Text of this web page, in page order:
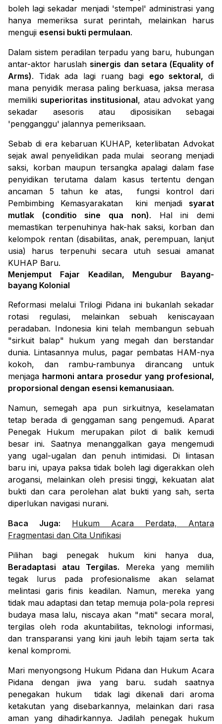
boleh lagi sekadar menjadi 'stempel' administrasi yang
hanya memeriksa surat perintah, melainkan harus
menguji esensi bukti permulaan.
Dalam sistem peradilan terpadu yang baru, hubungan
antar-aktor haruslahsinergis dan setara (Equality of
Arms). Tidak ada lagi ruang bagi ego sektoral, di
mana penyidik merasa paling berkuasa, jaksa merasa
memilikisuperioritas institusional, atau advokat yang
sekadar asesoris atau diposisikan sebagai
'pengganggu' jalannya pemeriksaan.
Sebab di era kebaruan KUHAP, keterlibatan Advokat
sejak awal penyelidikan pada mulai seorang menjadi
saksi, korban maupun tersangka apalagi dalam fase
penyidikan terutama dalam kasus tertentu dengan
ancaman 5 tahun ke atas, fungsi kontrol dari
Pembimbing Kemasyarakatan kini menjadi syarat
mutlak (conditio sine qua non). Hal ini demi
memastikan terpenuhinya hak-hak saksi, korban dan
kelompok rentan (disabilitas, anak, perempuan, lanjut
usia) harus terpenuhi secara utuh sesuai amanat
KUHAP Baru.
Menjemput Fajar Keadilan, Mengubur Bayang-
bayang Kolonial
Reformasi melalui Trilogi Pidana ini bukanlah sekadar
rotasi regulasi, melainkan sebuah keniscayaan
peradaban. Indonesia kini telah membangun sebuah
"sirkuit balap" hukum yang megah dan berstandar
dunia. Lintasannya mulus, pagar pembatas HAM-nya
kokoh, dan rambu-rambunya dirancang untuk
menjaga harmoni antara prosedur yang profesional,
proporsional dengan esensi kemanusiaan.
Namun, semegah apa pun sirkuitnya, keselamatan
tetap berada di genggaman sang pengemudi. Aparat
Penegak Hukum merupakan pilot di balik kemudi
besar ini. Saatnya menanggalkan gaya mengemudi
yang ugal-ugalan dan penuh intimidasi. Di lintasan
baru ini, upaya paksa tidak boleh lagi digerakkan oleh
arogansi, melainkan oleh presisi tinggi, kekuatan alat
bukti dan cara perolehan alat bukti yang sah, serta
diperlukan navigasi nurani.
Baca Juga:
Hukum Acara Perdata, Antara
Fragmentasi dan Cita Unifikasi
Pilihan bagi penegak hukum kini hanya dua,
Beradaptasi atau Tergilas. Mereka yang memilih
tegak lurus pada profesionalisme akan selamat
melintasi garis finis keadilan. Namun, mereka yang
tidak mau adaptasi dan tetap memuja pola-pola represi
budaya masa lalu, niscaya akan "mati" secara moral,
tergilas oleh roda akuntabilitas, teknologi informasi,
dan transparansi yang kini jauh lebih tajam serta tak
kenal kompromi.
Mari menyongsong Hukum Pidana dan Hukum Acara
Pidana dengan jiwa yang baru. sudah saatnya
penegakan hukum tidak lagi dikenali dari aroma
ketakutan yang disebarkannya, melainkan dari rasa
aman yang dihadirkannya. Jadilah penegak hukum